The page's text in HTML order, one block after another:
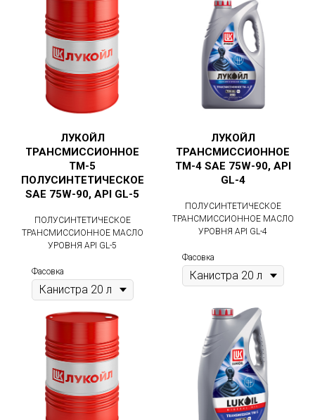
ЛУКОЙЛ
ТРАНСМИССИОННОЕ
ТМ-5
ПОЛУСИНТЕТИЧЕСКОЕ
SAE 75W-90, API GL-5
ПОЛУСИНТЕТИЧЕСКОЕ
ТРАНСМИССИОННОЕ МАСЛО
УРОВНЯ API GL-5
Фасовка
ЛУКОЙЛ
ТРАНСМИССИОННОЕ
ТМ-4 SAE 75W-90, API
GL-4
ПОЛУСИНТЕТИЧЕСКОЕ
ТРАНСМИССИОННОЕ МАСЛО
УРОВНЯ API GL-4
Фасовка